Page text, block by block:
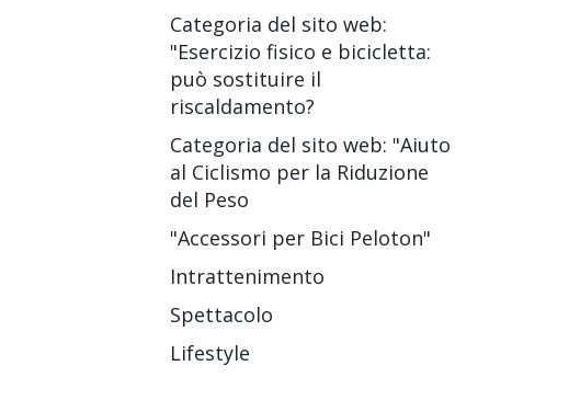
Categoria del sito web:
"Esercizio fisico e bicicletta:
può sostituire il
riscaldamento?
Categoria del sito web: "Aiuto
al Ciclismo per la Riduzione
del Peso
"Accessori per Bici Peloton"
Intrattenimento
Spettacolo
Lifestyle